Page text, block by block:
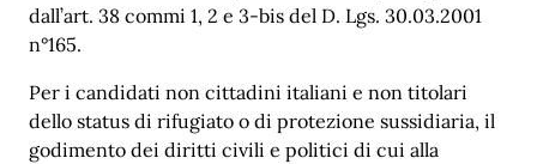
dall’art. 38 commi 1, 2 e 3-bis del D. Lgs. 30.03.2001
n°165.
Per i candidati non cittadini italiani e non titolari
dello status di rifugiato o di protezione sussidiaria, il
godimento dei diritti civili e politici di cui alla